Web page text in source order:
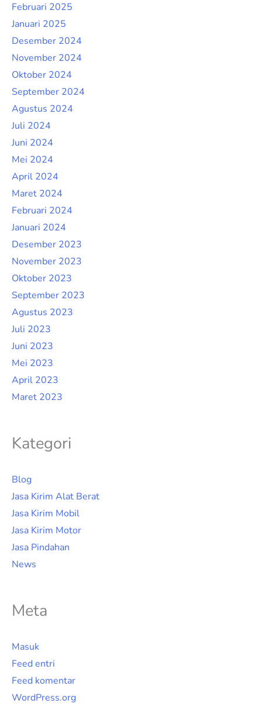
Februari 2025
Januari 2025
Desember 2024
November 2024
Oktober 2024
September 2024
Agustus 2024
Juli 2024
Juni 2024
Mei 2024
April 2024
Maret 2024
Februari 2024
Januari 2024
Desember 2023
November 2023
Oktober 2023
September 2023
Agustus 2023
Juli 2023
Juni 2023
Mei 2023
April 2023
Maret 2023
Kategori
Blog
Jasa Kirim Alat Berat
Jasa Kirim Mobil
Jasa Kirim Motor
Jasa Pindahan
News
Meta
Masuk
Feed entri
Feed komentar
WordPress.org